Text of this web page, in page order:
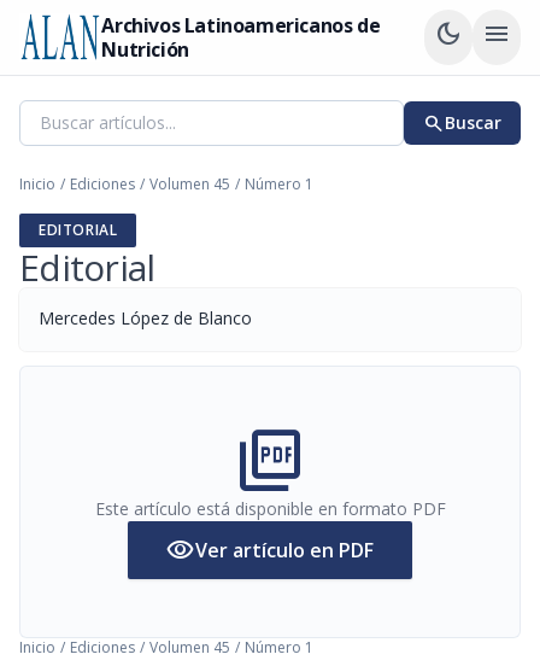
Archivos Latinoamericanos de
Nutrición
dark_mode menu
searchBuscar
Inicio / Ediciones / Volumen 45 / Número 1
EDITORIAL
Editorial
Mercedes López de Blanco
picture_as_pdf
Este artículo está disponible en formato PDF
visibilityVer artículo en PDF
Inicio / Ediciones / Volumen 45 / Número 1